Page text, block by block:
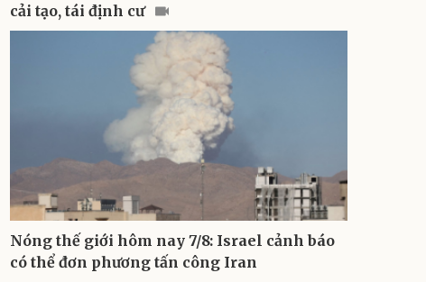
cải tạo, tái định cư
Nóng thế giới hôm nay 7/8: Israel cảnh báo
có thể đơn phương tấn công Iran